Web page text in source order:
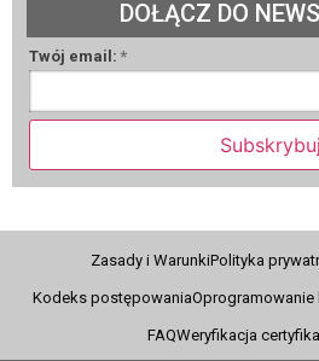
DOŁĄCZ DO
Twój email: *
Subskrybuj
Zasady i WarunkiPolityka
Kodeks postępowania
FAQWeryfikacja